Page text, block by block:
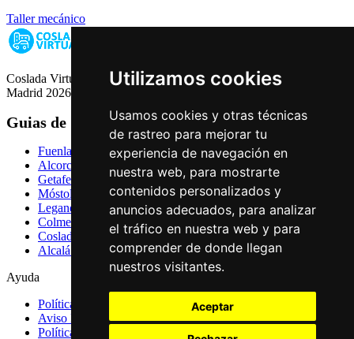
Utilizamos cookies
Usamos cookies y otras técnicas
de rastreo para mejorar tu
experiencia de navegación en
nuestra web, para mostrarte
contenidos personalizados y
anuncios adecuados, para analizar
el tráfico en nuestra web y para
comprender de donde llegan
nuestros visitantes.
Aceptar
Taller mecánico
Coslada Virtual: Guia de Empresas, Ocio y Servicios de Coslada,
Madrid 2026
Guias de Ciudades
Fuenlabrada
Alcorcón
Getafe
Móstoles
Leganés
Colmenar Viejo
Coslada
Alcalá de Henares
Ayuda
Política de Privacidad
Aviso Legal
Política de Cookies